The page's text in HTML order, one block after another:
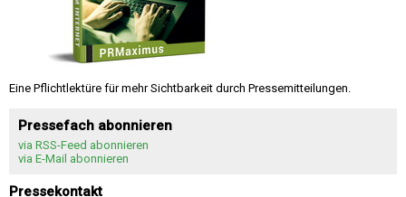
Eine Pflichtlektüre für mehr Sichtbarkeit durch Pressemitteilungen.
Pressefach abonnieren
via RSS-Feed abonnieren
via E-Mail abonnieren
Pressekontakt